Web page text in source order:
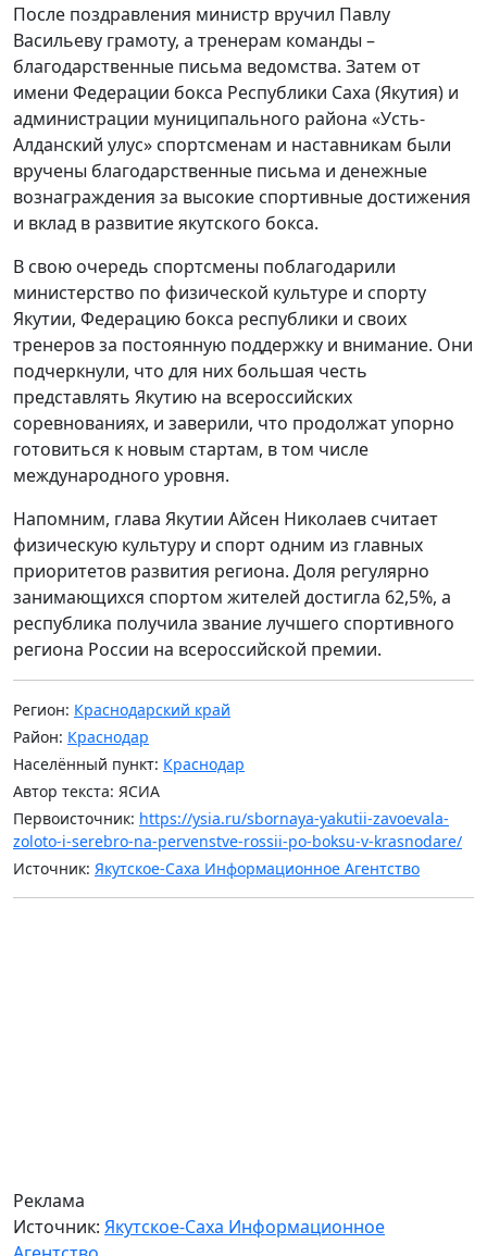
После поздравления министр вручил Павлу
Васильеву грамоту, а тренерам команды –
благодарственные письма ведомства. Затем от
имени Федерации бокса Республики Саха (Якутия) и
администрации муниципального района «Усть-
Алданский улус» спортсменам и наставникам были
вручены благодарственные письма и денежные
вознаграждения за высокие спортивные достижения
и вклад в развитие якутского бокса.
В свою очередь спортсмены поблагодарили
министерство по физической культуре и спорту
Якутии, Федерацию бокса республики и своих
тренеров за постоянную поддержку и внимание. Они
подчеркнули, что для них большая честь
представлять Якутию на всероссийских
соревнованиях, и заверили, что продолжат упорно
готовиться к новым стартам, в том числе
международного уровня.
Напомним, глава Якутии Айсен Николаев считает
физическую культуру и спорт одним из главных
приоритетов развития региона. Доля регулярно
занимающихся спортом жителей достигла 62,5%, а
республика получила звание лучшего спортивного
региона России на всероссийской премии.
Регион: Краснодарский край
Район: Краснодар
Населённый пункт: Краснодар
Автор текста: ЯСИА
Первоисточник: https://ysia.ru/sbornaya-yakutii-zavoevala-
zoloto-i-serebro-na-pervenstve-rossii-po-boksu-v-krasnodare/
Источник: Якутское-Саха Информационное Агентство
Реклама
Источник: Якутское-Саха Информационное